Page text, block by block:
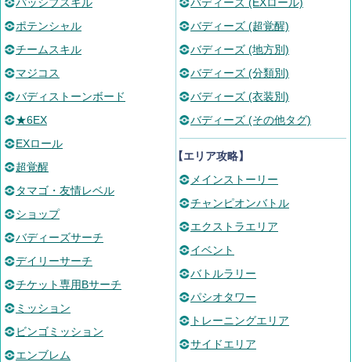
ポテンシャル
チームスキル
マジコス
バディストーンボード
★6EX
EXロール
超覚醒
タマゴ・友情レベル
ショップ
バディーズサーチ
デイリーサーチ
チケット専用Bサーチ
ミッション
ビンゴミッション
エンブレム
バディーズ (超覚醒)
バディーズ (地方別)
バディーズ (分類別)
バディーズ (衣装別)
バディーズ (その他タグ)
【エリア攻略】
メインストーリー
チャンピオンバトル
エクストラエリア
イベント
バトルラリー
パシオタワー
トレーニングエリア
サイドエリア